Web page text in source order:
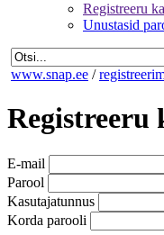
Registreeru
Unustasid
www.snap.ee /
Registreeru
E-mail
Parool
Kasutajatunnus
Korda parooli